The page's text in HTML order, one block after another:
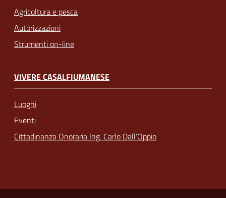
Agricoltura e pesca
Autorizzazioni
Strumenti on-line
VIVERE CASALFIUMANESE
Luoghi
Eventi
Cittadinanza Onoraria Ing. Carlo Dall’Oppio